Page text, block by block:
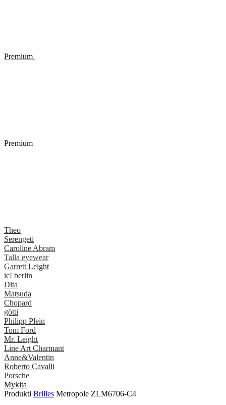
Premium
Premium
Theo
Serengeti
Caroline Abram
Talla eyewear
Garrett Leight
ic! berlin
Dita
Matsuda
Chopard
götti
Philipp Plein
Tom Ford
Mr. Leight
Line Art Charmant
Anne&Valentin
Roberto Cavalli
Porsche
Mykita
Produkti Brilles Metropole ZLM6706-C4